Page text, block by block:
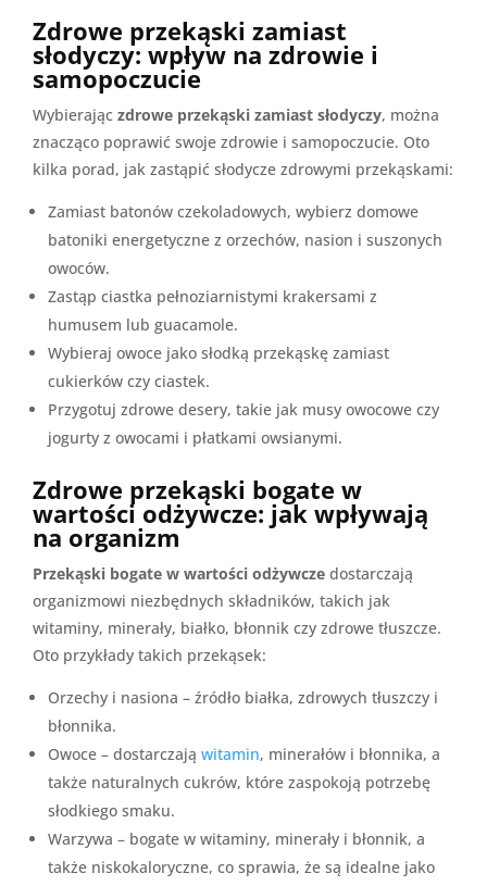
Zdrowe przekąski zamiast
słodyczy: wpływ na zdrowie i
samopoczucie
Wybierając zdrowe przekąski zamiast słodyczy, można
znacząco poprawić swoje zdrowie i samopoczucie. Oto
kilka porad, jak zastąpić słodycze zdrowymi przekąskami:
Zamiast batonów czekoladowych, wybierz domowe
batoniki energetyczne z orzechów, nasion i suszonych
owoców.
Zastąp ciastka pełnoziarnistymi krakersami z
humusem lub guacamole.
Wybieraj owoce jako słodką przekąskę zamiast
cukierków czy ciastek.
Przygotuj zdrowe desery, takie jak musy owocowe czy
jogurty z owocami i płatkami owsianymi.
Zdrowe przekąski bogate w
wartości odżywcze: jak wpływają
na organizm
Przekąski bogate w wartości odżywcze dostarczają
organizmowi niezbędnych składników, takich jak
witaminy, minerały, białko, błonnik czy zdrowe tłuszcze.
Oto przykłady takich przekąsek:
Orzechy i nasiona – źródło białka, zdrowych tłuszczy i
błonnika.
Owoce – dostarczają witamin, minerałów i błonnika, a
także naturalnych cukrów, które zaspokoją potrzebę
słodkiego smaku.
Warzywa – bogate w witaminy, minerały i błonnik, a
także niskokaloryczne, co sprawia, że są idealne jako